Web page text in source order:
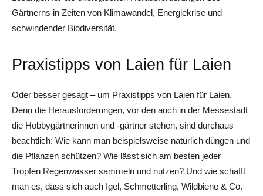
Gärtnerns in Zeiten von Klimawandel, Energiekrise und
schwindender Biodiversität.
Praxistipps von Laien für Laien
Oder besser gesagt – um Praxistipps von Laien für Laien.
Denn die Herausforderungen, vor den auch in der Messestadt
die Hobbygärtnerinnen und -gärtner stehen, sind durchaus
beachtlich: Wie kann man beispielsweise natürlich düngen und
die Pflanzen schützen? Wie lässt sich am besten jeder
Tropfen Regenwasser sammeln und nutzen? Und wie schafft
man es, dass sich auch Igel, Schmetterling, Wildbiene & Co.